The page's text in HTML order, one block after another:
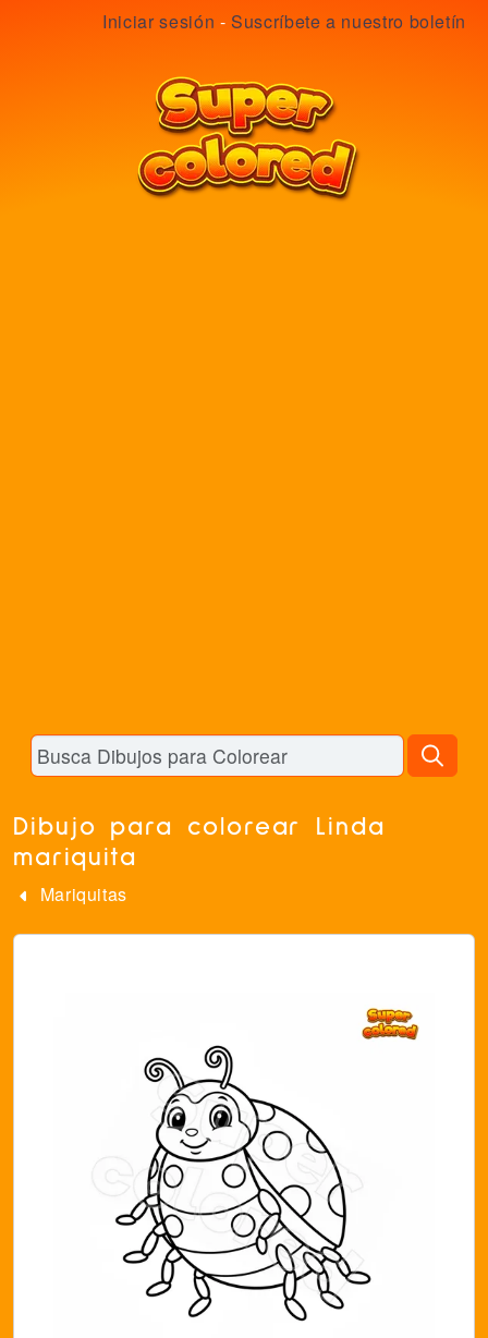
Iniciar sesión -Suscríbete a nuestro boletín
Dibujo para colorear Linda
mariquita
Mariquitas